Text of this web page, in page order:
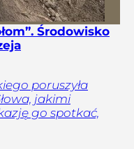
Środowisko
poruszyła
jakimi
go spotkać,